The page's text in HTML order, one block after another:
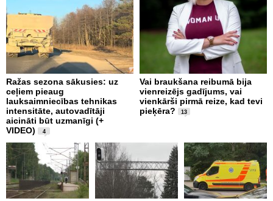
Ražas sezona sākusies: uz
ceļiem pieaug
lauksaimniecības tehnikas
intensitāte, autovadītāji
aicināti būt uzmanīgi (+
VIDEO)
4
Vai braukšana reibumā bija
vienreizējs gadījums, vai
vienkārši pirmā reize, kad tevi
pieķēra?
13